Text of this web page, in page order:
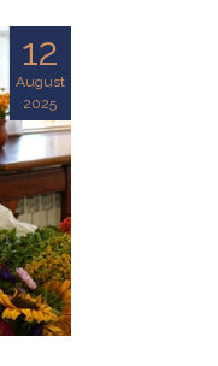
12
August
2025